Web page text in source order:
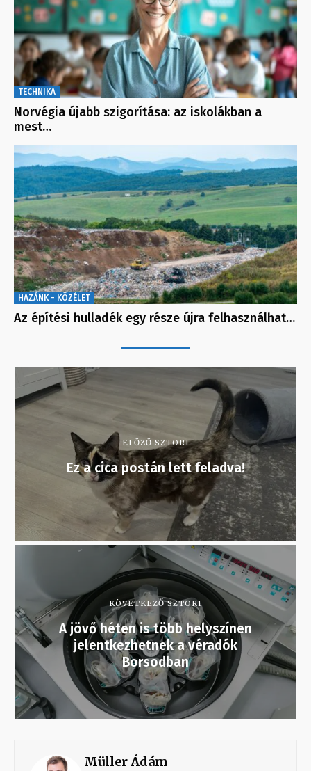
TECHNIKA
Norvégia újabb szigorítása: az iskolákban a
mest…
HAZÁNK - KÖZÉLET
Az építési hulladék egy része újra felhasználhat…
ELŐZŐ SZTORI
Ez a cica postán lett feladva!
KÖVETKEZŐ SZTORI
A jövő héten is több helyszínen
jelentkezhetnek a véradók
Borsodban
Müller Ádám